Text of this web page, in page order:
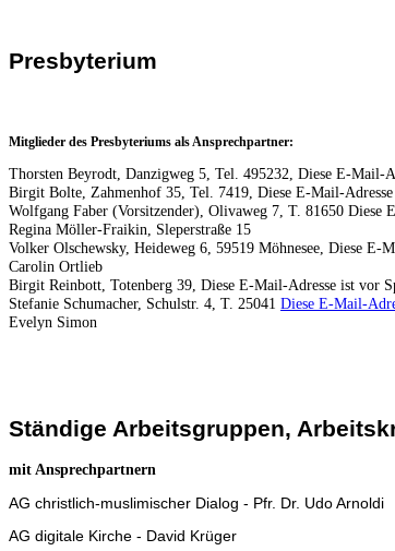
Presbyterium
Mitglieder des Presbyteriums als Ansprechpartner:
Thorsten Beyrodt, Danzigweg 5, Tel. 495232, Diese E-Mail-
Birgit Bolte, Zahmenhof 35, Tel. 7419, Diese E-Mail-
Wolfgang Faber (Vorsitzender), Olivaweg 7, T. 81650 Diese
Regina Möller-Fraikin, Sleperstraße 15
Volker Olschewsky, Heideweg 6, 59519 Möhnesee, Diese E-
Carolin Ortlieb
Birgit Reinbott, Totenberg 39, Diese E-Mail-Adresse ist vor
Stefanie Schumacher, Schulstr. 4, T. 25041 Diese E-Mail-
Evelyn Simon
Ständige Arbeitsgruppen,
mit Ansprechpartnern
AG christlich-muslimischer Dialog - Pfr. Dr. Udo Arnoldi
AG digitale Kirche - David Krüger